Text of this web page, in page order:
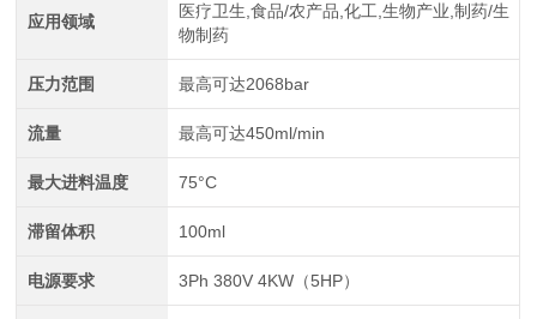
应用领域
医疗卫生,食品/农产品,化工,生物产业,制药/生
物制药
压力范围 最高可达2068bar
流量 最高可达450ml/min
最大进料温度 75°C
滞留体积 100ml
电源要求 3Ph 380V 4KW（5HP）